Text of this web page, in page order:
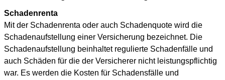
Schadenrenta
Mit der Schadenrenta oder auch Schadenquote wird die
Schadenaufstellung einer Versicherung bezeichnet. Die
Schadenaufstellung beinhaltet regulierte Schadenfälle und
auch Schäden für die der Versicherer nicht leistungspflichtig
war. Es werden die Kosten für Schadensfälle und